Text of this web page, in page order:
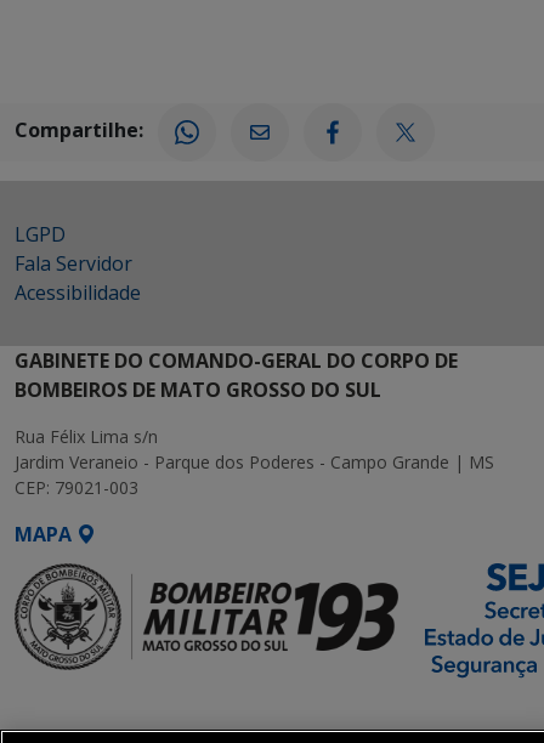
Compartilhe:
LGPD
Fala Servidor
Acessibilidade
GABINETE DO COMANDO-GERAL DO CORPO DE
BOMBEIROS DE MATO GROSSO DO SUL
Rua Félix Lima s/n
Jardim Veraneio - Parque dos Poderes - Campo Grande | MS
CEP: 79021-003
MAPA
Executiva de